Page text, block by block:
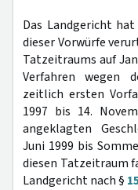
Das Landgericht
dieser Vorwürfe
Tatzeitraums auf
Verfahren wegen
zeitlich ersten
1997 bis 14.
angeklagten
Juni 1999 bis
diesen Tatzeitraum
Landgericht nach §